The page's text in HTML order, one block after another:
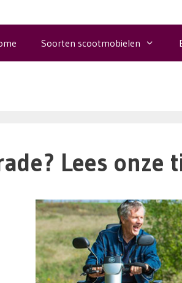
Soorten scootmobielen
Lees onze